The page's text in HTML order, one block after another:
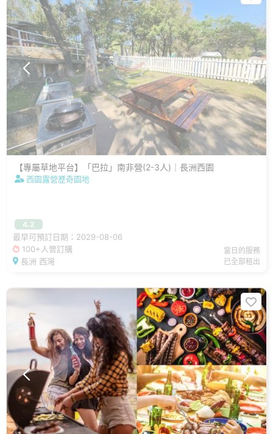
【專屬草地平台】「巴拉」南非營(2-3人)｜長洲西園
西園露營歷奇園地
4.2
最早可預訂日期：2029-08-06
100+人曾訂購
長洲 西灣
當日的服務
已全部租出